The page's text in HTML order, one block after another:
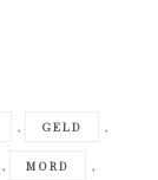
, GELD ,
, MORD ,